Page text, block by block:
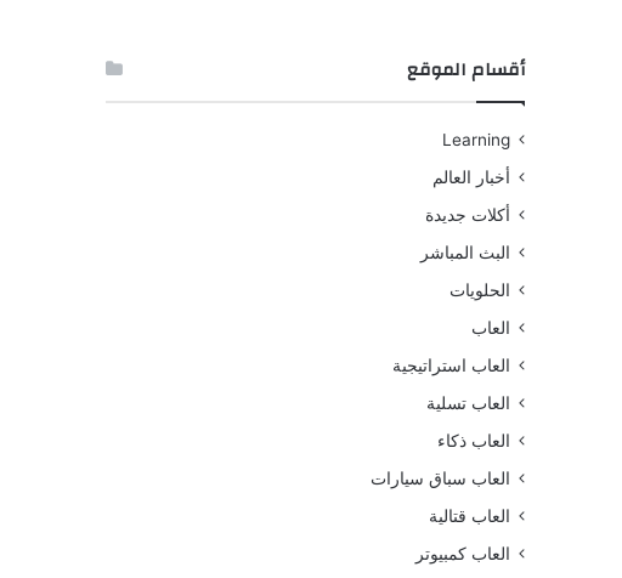
أقسام الموقع
Learning
أخبار العالم
أكلات جديدة
البث المباشر
الحلويات
العاب
العاب استراتيجية
العاب تسلية
العاب ذكاء
العاب سباق سيارات
العاب قتالية
العاب كمبيوتر